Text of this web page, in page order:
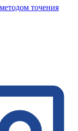
точения